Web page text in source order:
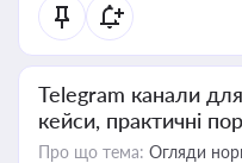
Telegram канали
кейси, практичні
Про що тема: Огляди